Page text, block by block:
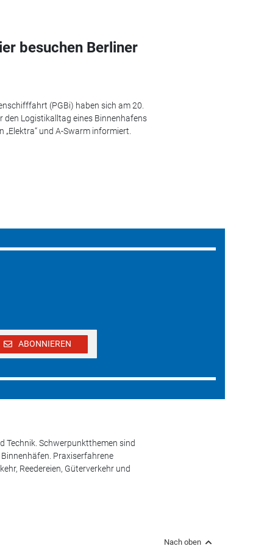
besuchen Berliner
(PGBi) haben sich am 20.
den Logistikalltag eines Binnenhafens
und A-Swarm informiert.
ABONNIEREN
Schwerpunktthemen sind
Praxiserfahrene
Reedereien, Güterverkehr und
Nach oben